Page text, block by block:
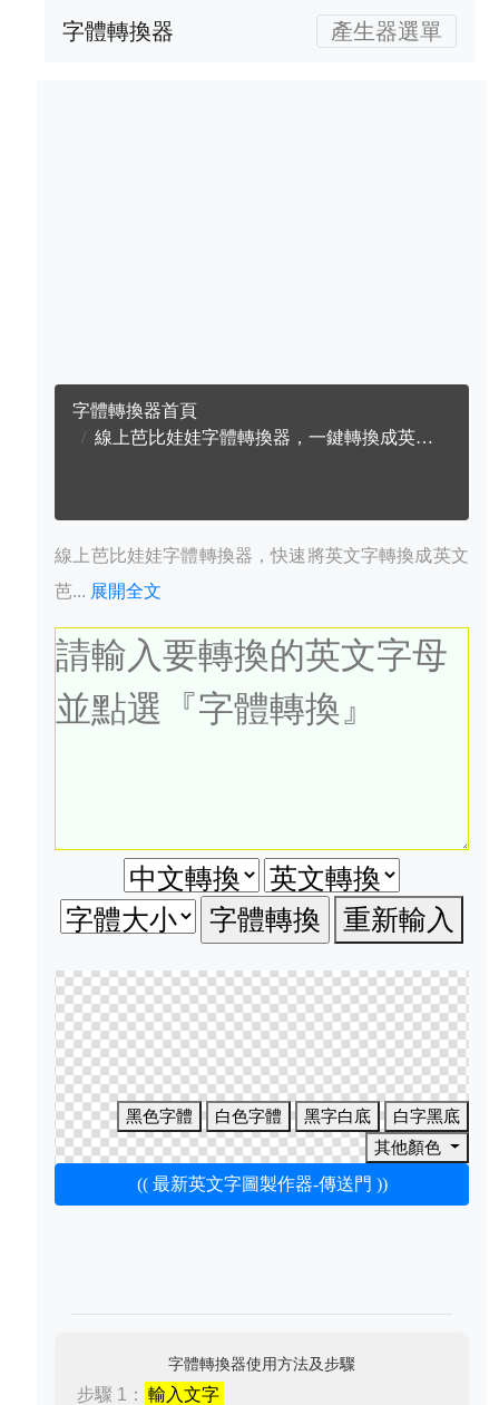
字體轉換器 產生器選單
字體轉換器首頁
線上芭比娃娃字體轉換器，一鍵轉換成英文芭比娃娃字體
線上芭比娃娃字體轉換器，快速將英文字轉換成英文
芭... 展開全文
重新輸入
黑色字體 白色字體 黑字白底
白字黑底
其他顏色
(( 最新英文字圖製作器-傳送門 ))
字體轉換器使用方法及步驟
步驟 1： 輸入文字